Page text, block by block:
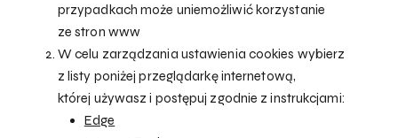
przypadkach może uniemożliwić korzystanie
ze stron www
W celu zarządzania ustawienia cookies wybierz
z listy poniżej przeglądarkę internetową,
której używasz i postępuj zgodnie z instrukcjami:
Edge